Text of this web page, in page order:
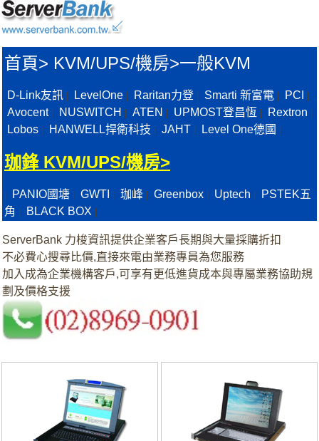
首頁> KVM/UPS/機房>一般KVM
D-Link友訊 LevelOne Raritan力登 Smarti 新富電 PCI
Avocent| NUSWITCH ATEN UPMOST登昌恆 Rextron
Lobos HANWELL捍衛科技 JAHT Level One德國
珈鋒 KVM/UPS/機房>
PANIO國塘 GWTI 珈峰 Greenbox Uptech
PSTEK五
角
BLACK BOX
ServerBank 力梭資訊提供企業客戶長期與大量採購折扣
不必費心搜尋比價,直接來電由業務專員為您服務
加入成為企業機構客戶,可享有更低進貨成本與專屬業務協助規
劃及價格支援